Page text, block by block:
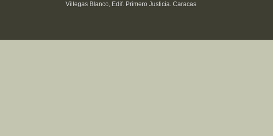
Villegas Blanco, Edif. Primero Justicia. Caracas